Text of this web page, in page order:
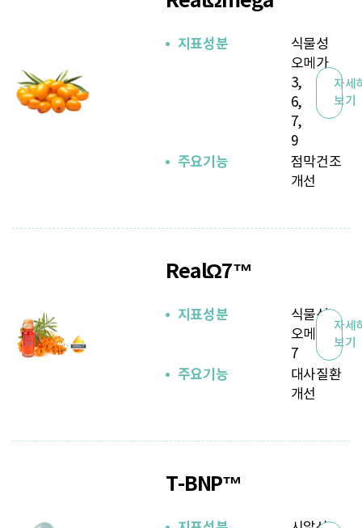
지표성분
식물성
오메가
3,
6,
7,
9
주요기능
점막건조
개선
자세
보기
RealΩ7™
지표성분
식물성
오메가
7
주요기능
대사질환
개선
자세
보기
T-BNP™